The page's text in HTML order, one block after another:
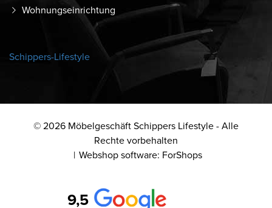
Wohnungseinrichtung
Schippers-Lifestyle
© 2026 Möbelgeschäft Schippers Lifestyle - Alle
Rechte vorbehalten
Webshop software: ForShops
9,5